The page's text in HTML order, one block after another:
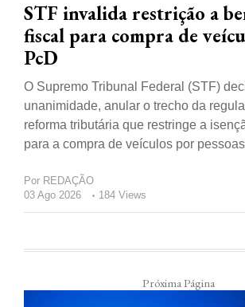
STF invalida restrição a
fiscal para compra de
PcD
O Supremo Tribunal Federal (STF)
unanimidade, anular o trecho da
reforma tributária que restringe a
para a compra de veículos por
Por REDAÇÃO
03 Ago 2026
184 Views
Próxima Página